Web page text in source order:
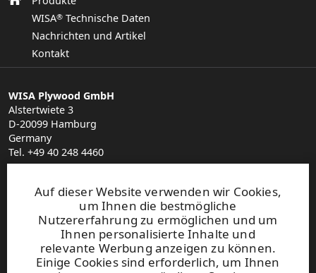
Auf dieser Website verwenden wir Cookies,
um Ihnen die bestmögliche
Nutzererfahrung zu ermöglichen und um
Ihnen personalisierte Inhalte und
relevante Werbung anzeigen zu können.
Einige Cookies sind erforderlich, um Ihnen
WISA® Technische Daten
Nachrichten und Artikel
Kontakt
WISA Plywood GmbH
Alstertwiete 3
D-20099 Hamburg
Germany
Tel. +49 40 248 4460
General Sales Conditions
Abonnieren Sie jetzt unserenNewsletter!
Abonnieren Sie unserenNewsletter für den